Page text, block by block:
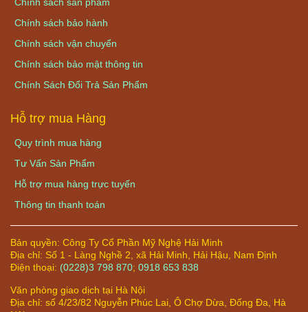
Chính sách bảo hành
Chính sách vận chuyển
Chính sách bảo mật thông tin
Chính Sách Đổi Trả Sản Phẩm
Hỗ trợ mua Hàng
Quy trình mua hàng
Tư Vấn Sản Phẩm
Hỗ trợ mua hàng trực tuyến
Thông tin thanh toán
Bản quyền: Công Ty Cổ Phần Mỹ Nghệ Hải Minh
Địa chỉ: Số 1 - Làng Nghề 2, xã Hải Minh, Hải Hậu, Nam Định
Điện thoại: (0228)3 798 870; 0918 653 838
Văn phòng giao dịch tại Hà Nội
Địa chỉ: số 4/23/82 Nguyễn Phúc Lai, Ô Chợ Dừa, Đống Đa, Hà